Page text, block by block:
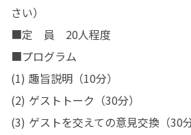
さい）
■定　員　20人程度
■プログラム
(1) 趣旨説明（10分）
(2) ゲストトーク（30分）
(3) ゲストを交えての意見交換（30分